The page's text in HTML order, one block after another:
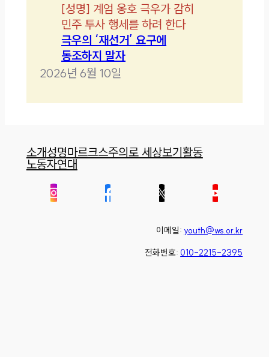
[성명] 계엄 옹호 극우가 감히
민주 투사 행세를 하려 한다
극우의 ‘재선거’ 요구에
동조하지 말자
2026년 6월 10일
소개성명마르크스주의로 세상보기활동
노동자연대
이메일: youth@ws.or.kr
전화번호: 010-2215-2395